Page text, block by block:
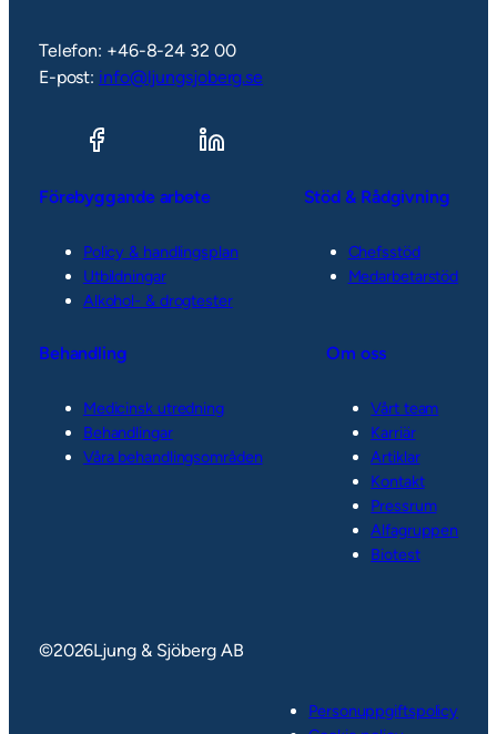
Telefon: +46-8-24 32 00
E-post: info@ljungsjoberg.se
Förebyggande arbete
Policy & handlingsplan
Utbildningar
Alkohol- & drogtester
Stöd & Rådgivning
Chefsstöd
Medarbetarstöd
Behandling
Medicinsk utredning
Behandlingar
Våra behandlingsområden
Om oss
Vårt team
Karriär
Artiklar
Kontakt
Pressrum
Alfagruppen
Biotest
©2026Ljung & Sjöberg AB
Personuppgiftspolicy